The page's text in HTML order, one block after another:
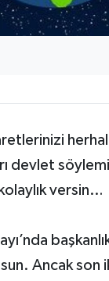
devlet
versin…
Ancak son